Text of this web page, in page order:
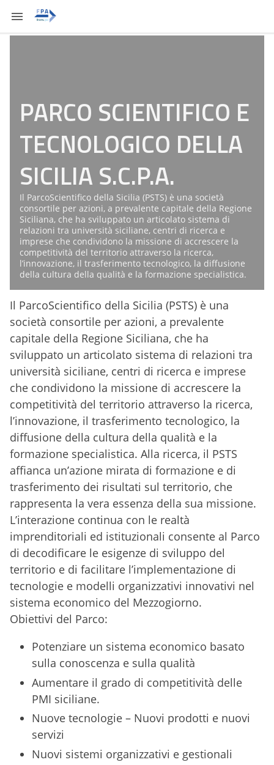
PARCO SCIENTIFICO E
TECNOLOGICO DELLA
SICILIA S.C.P.A.
Il ParcoScientifico della Sicilia (PSTS) è una società
consortile per azioni, a prevalente capitale della Regione
Siciliana, che ha sviluppato un articolato sistema di
relazioni tra università siciliane, centri di ricerca e
imprese che condividono la missione di accrescere la
competitività del territorio attraverso la ricerca,
l’innovazione, il trasferimento tecnologico, la diffusione
della cultura della qualità e la formazione specialistica.
Il ParcoScientifico della Sicilia (PSTS) è una
società consortile per azioni, a prevalente
capitale della Regione Siciliana, che ha
sviluppato un articolato sistema di relazioni tra
università siciliane, centri di ricerca e imprese
che condividono la missione di accrescere la
competitività del territorio attraverso la ricerca,
l’innovazione, il trasferimento tecnologico, la
diffusione della cultura della qualità e la
formazione specialistica. Alla ricerca, il PSTS
affianca un’azione mirata di formazione e di
trasferimento dei risultati sul territorio, che
rappresenta la vera essenza della sua missione.
L’interazione continua con le realtà
imprenditoriali ed istituzionali consente al Parco
di decodificare le esigenze di sviluppo del
territorio e di facilitare l’implementazione di
tecnologie e modelli organizzativi innovativi nel
sistema economico del Mezzogiorno.
Obiettivi del Parco:
Potenziare un sistema economico basato
sulla conoscenza e sulla qualità
Aumentare il grado di competitività delle
PMI siciliane.
Nuove tecnologie – Nuovi prodotti e nuovi
servizi
Nuovi sistemi organizzativi e gestionali